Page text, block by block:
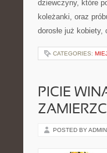
dziewczyny, które
koleżanki, oraz
dorosłe już
CATEGORIES:
PICIE
POSTED BY ADMIN